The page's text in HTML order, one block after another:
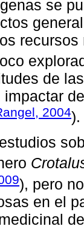
se
de
2004).
), pero
en el